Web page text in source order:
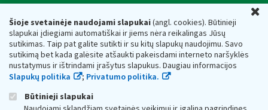
Šioje svetainėje naudojami slapukai(angl. cookies). Būtinieji
slapukai įdiegiami automatiškai ir jiems nėra reikalingas Jūsų
sutikimas. Taip pat galite sutikti ir su kitų slapukų naudojimu. Savo
sutikimą bet kada galėsite atšaukti pakeisdami interneto naršyklės
nustatymus ir ištrindami įrašytus slapukus. Daugiau informacijos
Slapukų politika
; Privatumo politika.
Būtinieji slapukai
Valstybinė mokesčių inspekcija prie Lietuvos
Respublikos finansų ministerijos
Biudžetinė įstaiga. Juridinio asmens kodas — 188659752,
adresas: Vasario 16-osios g. 14, 01107 Vilnius, Lietuva, el.paštas:
vmi@vmi.lt , E. pristatymo dėžutės adresas 188659752
Duomenys apie Valstybinę mokesčių inspekciją prie Lietuvos
Respublikos finansų ministerijos kaupiami ir saugomi Juridinių